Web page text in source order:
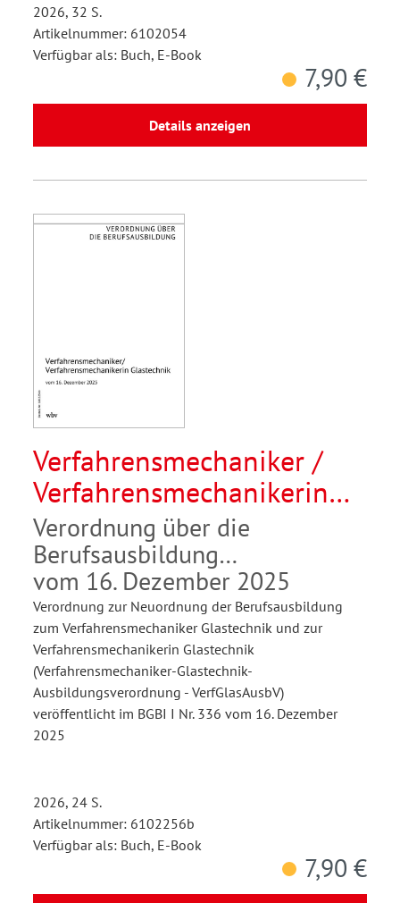
2026, 32 S.
Artikelnummer: 6102054
Verfügbar als: Buch, E-Book
7,90 €
Details anzeigen
Verfahrensmechaniker /
Verfahrensmechanikerin
Glastechnik
Verordnung über die
Berufsausbildung
vom 16. Dezember 2025
Verordnung zur Neuordnung der Berufsausbildung
zum Verfahrensmechaniker Glastechnik und zur
Verfahrensmechanikerin Glastechnik
(Verfahrensmechaniker-Glastechnik-
Ausbildungsverordnung - VerfGlasAusbV)
veröffentlicht im BGBI I Nr. 336 vom 16. Dezember
2025
2026, 24 S.
Artikelnummer: 6102256b
Verfügbar als: Buch, E-Book
7,90 €